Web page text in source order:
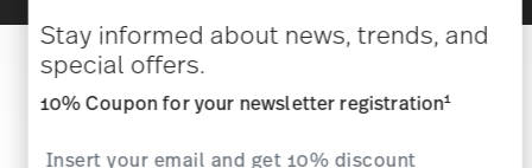
Hutschenreuther is a classic
brand for a way of life that
invites you to live in nature, and
with nature.
DISCOVER HUTSCHENREUTHER
Stay informed about news, trends, and
special offers.
10% Coupon for your newsletter registration1